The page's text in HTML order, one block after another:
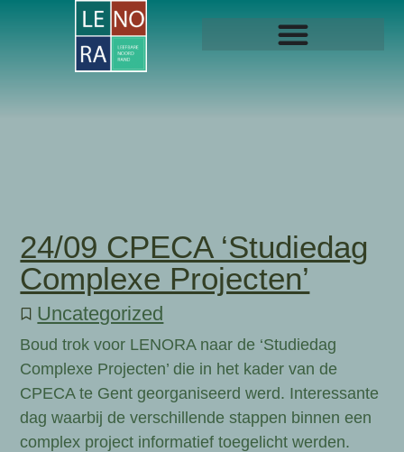
24/09 CPECA ‘Studiedag
Complexe Projecten’
Uncategorized
Boud trok voor LENORA naar de ‘Studiedag
Complexe Projecten’ die in het kader van de
CPECA te Gent georganiseerd werd. Interessante
dag waarbij de verschillende stappen binnen een
complex project informatief toegelicht werden.